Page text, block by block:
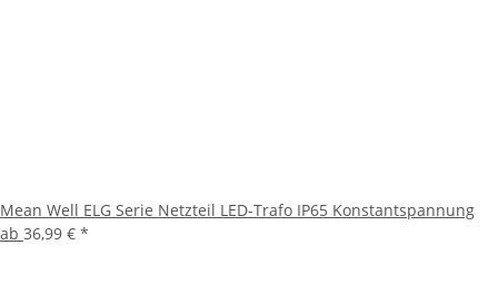
Mean Well ELG Serie Netzteil LED-Trafo IP65 Konstantspannung
ab 36,99 € *